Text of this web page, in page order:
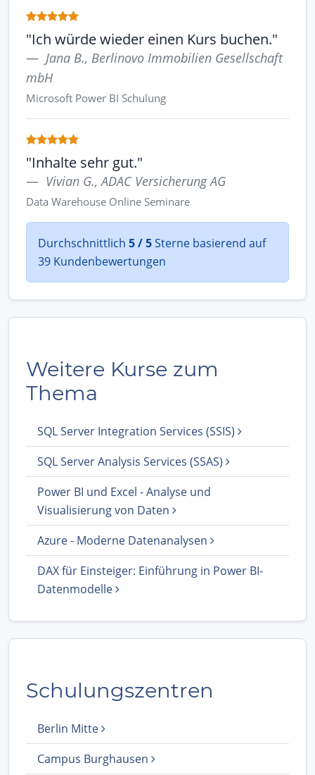
"Ich würde wieder einen Kurs buchen."
Jana B., Berlinovo Immobilien Gesellschaft
mbH
Microsoft Power BI Schulung
"Inhalte sehr gut."
Vivian G., ADAC Versicherung AG
Data Warehouse Online Seminare
Durchschnittlich 5 / 5Sterne basierend auf
39 Kundenbewertungen
Weitere Kurse zum
Thema
SQL Server Integration Services (SSIS)
SQL Server Analysis Services (SSAS)
Power BI und Excel - Analyse und
Visualisierung von Daten
Azure - Moderne Datenanalysen
DAX für Einsteiger: Einführung in Power BI-
Datenmodelle
Schulungszentren
Berlin Mitte
Campus Burghausen